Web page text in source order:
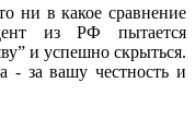
ни в какое сравнение
из РФ пытается
и успешно скрыться.
- за вашу честность и